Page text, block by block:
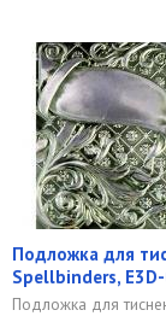
Подложка для
Spellbinders,
Подложка для